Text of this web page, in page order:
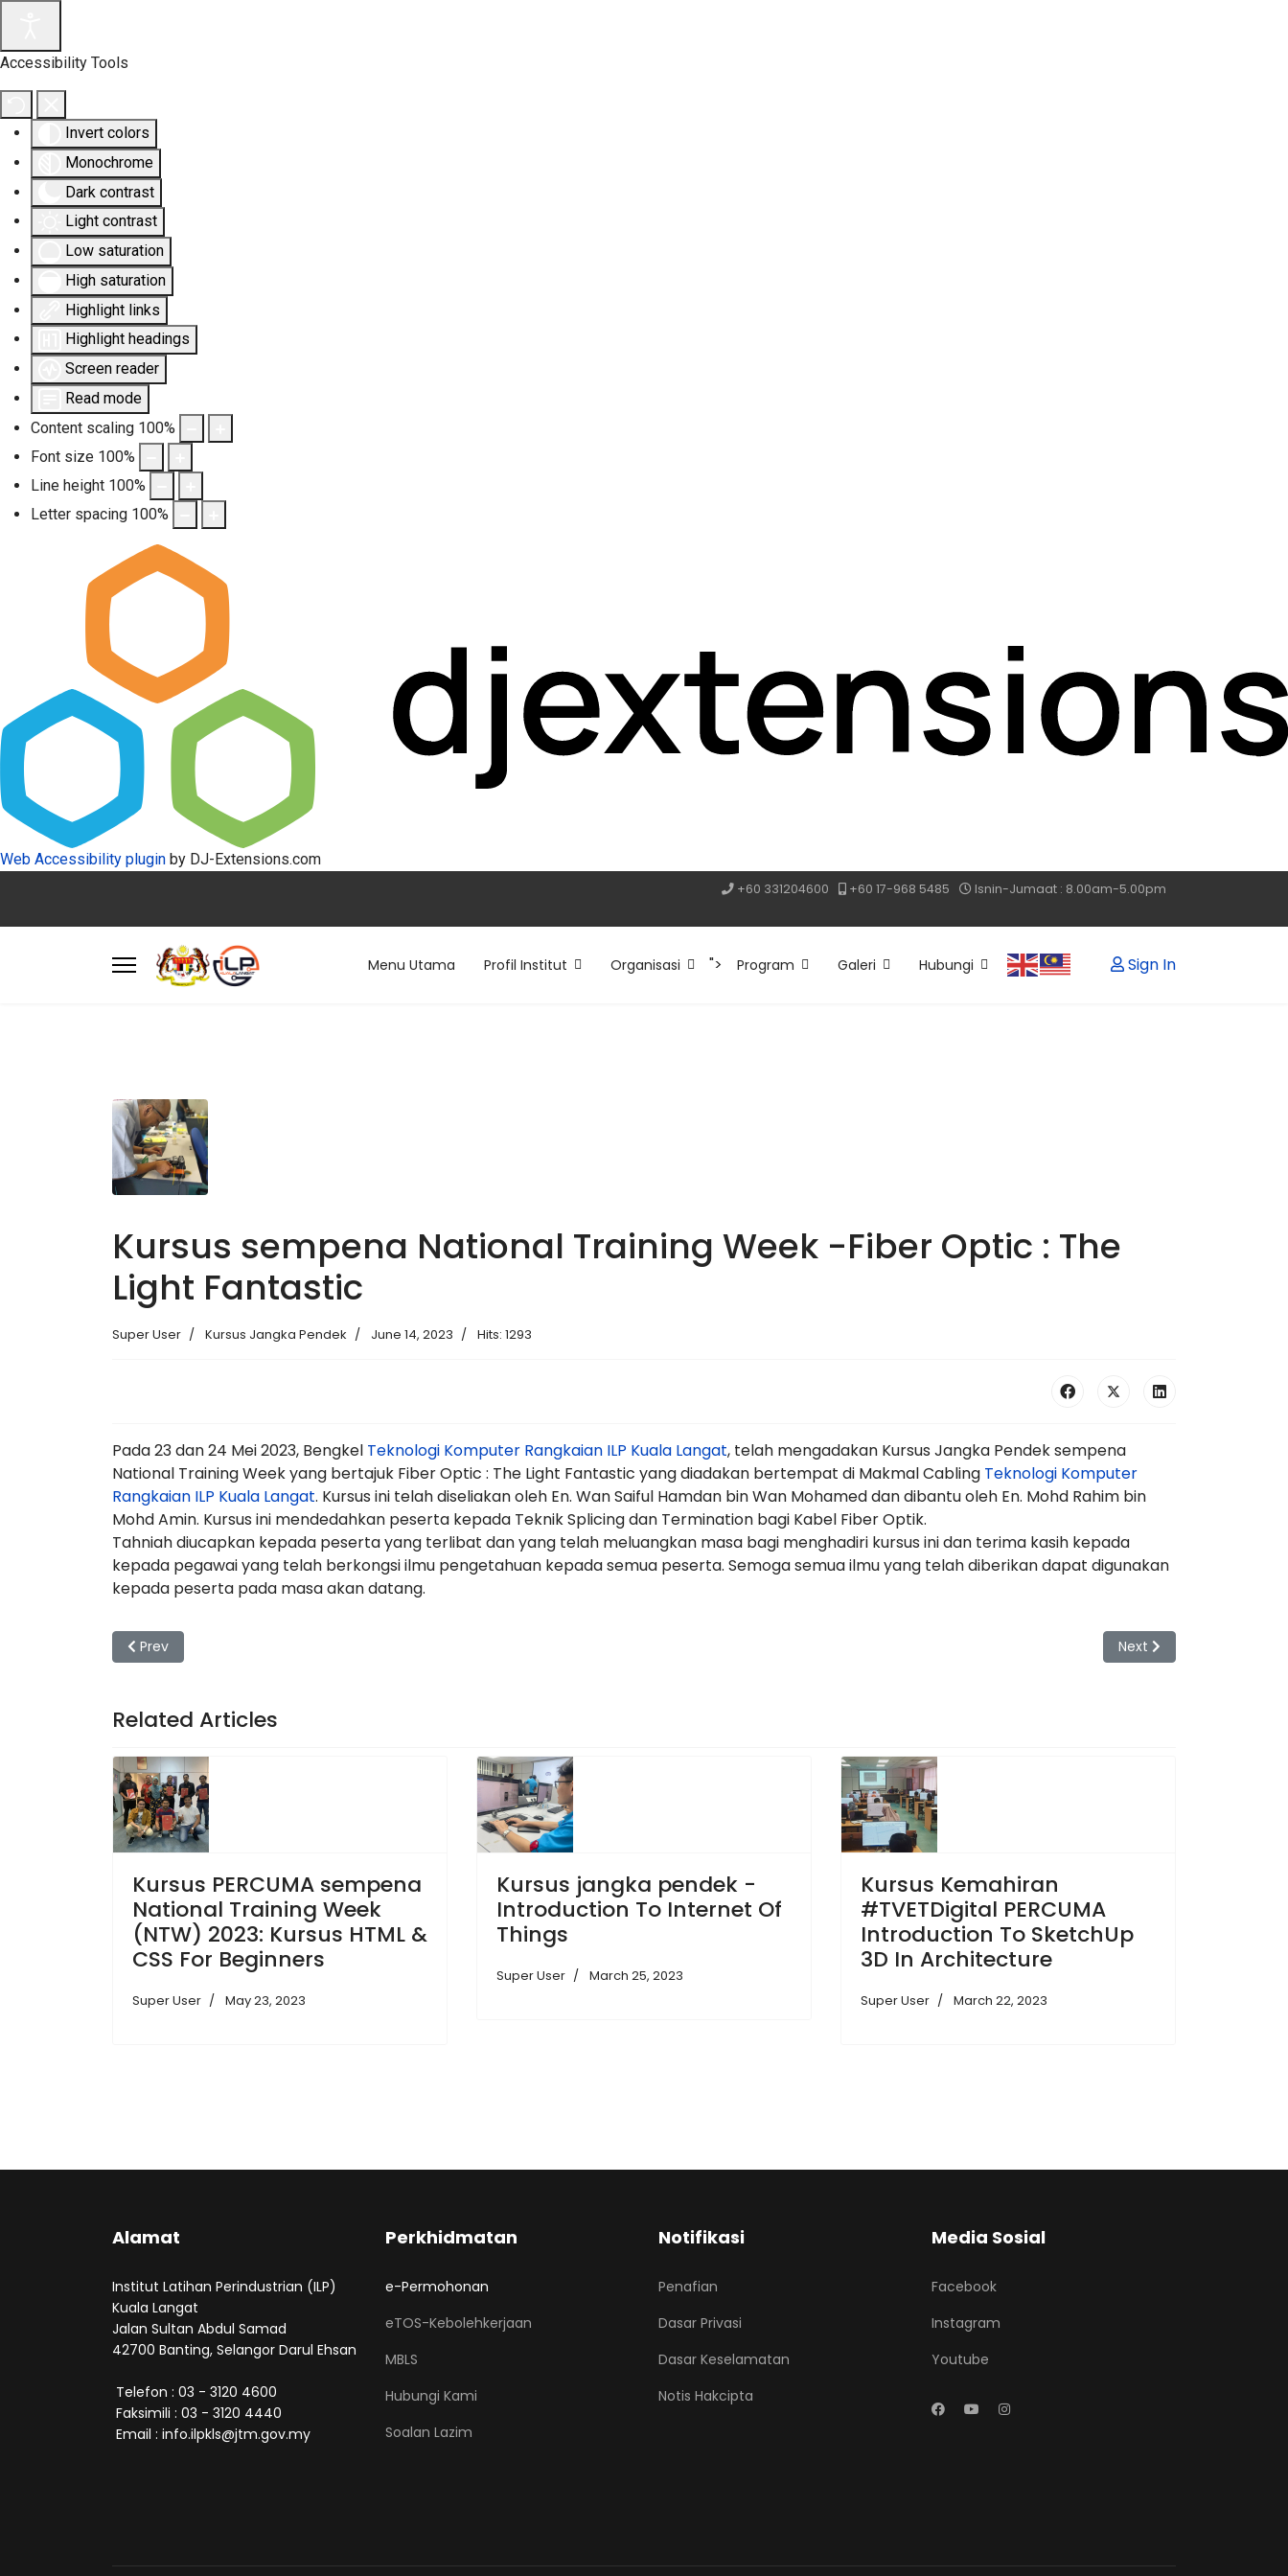
Accessibility Tools
Invert colors
Monochrome
Dark contrast
Light contrast
Low saturation
High saturation
Highlight links
Highlight headings
Screen reader
Read mode
Content scaling 100%
Font size 100%
Line height 100%
Letter spacing 100%
Web Accessibility plugin by DJ-Extensions.com
+60 331204600 +60 17-968 5485 Isnin-Jumaat : 8.00am-5.00pm
Menu Utama Profil Institut Organisasi "> Program Galeri Hubungi Sign In
Kursus sempena National Training Week -Fiber Optic : The
Light Fantastic
Super User Kursus Jangka Pendek June 14, 2023 Hits: 1293
Pada 23 dan 24 Mei 2023, Bengkel Teknologi Komputer Rangkaian ILP Kuala Langat, telah mengadakan Kursus Jangka Pendek sempena
National Training Week yang bertajuk Fiber Optic : The Light Fantastic yang diadakan bertempat di Makmal Cabling Teknologi Komputer
Rangkaian ILP Kuala Langat. Kursus ini telah diseliakan oleh En. Wan Saiful Hamdan bin Wan Mohamed dan dibantu oleh En. Mohd Rahim bin
Mohd Amin. Kursus ini mendedahkan peserta kepada Teknik Splicing dan Termination bagi Kabel Fiber Optik.
Tahniah diucapkan kepada peserta yang terlibat dan yang telah meluangkan masa bagi menghadiri kursus ini dan terima kasih kepada
kepada pegawai yang telah berkongsi ilmu pengetahuan kepada semua peserta. Semoga semua ilmu yang telah diberikan dapat digunakan
kepada peserta pada masa akan datang.
Previous article: Lawatan sambil belajar ADTEC Kemaman ke bengkel Teknologi Komputer Rangkaian
Prev Next article: Kursus
Next
Related Articles
Kursus PERCUMA sempena
National Training Week
(NTW) 2023: Kursus HTML &
CSS For Beginners
Super User May 23, 2023
Kursus jangka pendek -
Introduction To Internet Of
Things
Super User March 25, 2023
Kursus Kemahiran
#TVETDigital PERCUMA
Introduction To SketchUp
3D In Architecture
Super User March 22, 2023
Alamat
Institut Latihan Perindustrian (ILP)
Kuala Langat
Jalan Sultan Abdul Samad
42700 Banting, Selangor Darul Ehsan
Telefon : 03 - 3120 4600
Faksimili : 03 - 3120 4440
Email : info.ilpkls@jtm.gov.my
Perkhidmatan
e-Permohonan
eTOS-Kebolehkerjaan
MBLS
Hubungi Kami
Soalan Lazim
Notifikasi
Penafian
Dasar Privasi
Dasar Keselamatan
Notis Hakcipta
Media Sosial
Facebook
Instagram
Youtube